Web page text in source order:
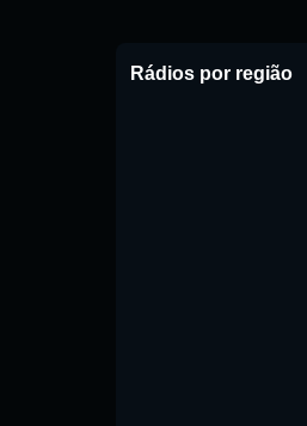
Rádios por região